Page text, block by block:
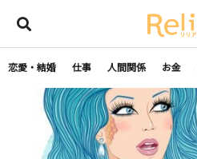
恋愛・結婚 仕事 人間関係 お金